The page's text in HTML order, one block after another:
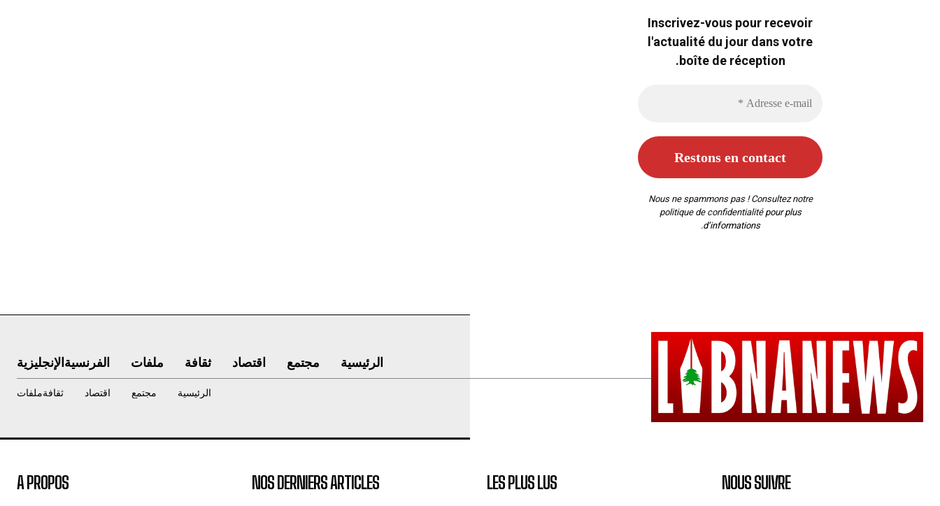
Inscrivez-vous pour recevoir
l'actualité du jour dans votre
boîte de réception.
Nous ne spammons pas ! Consultez notre
politique de confidentialitépour plus
d’informations.
الرئيسية مجتمع اقتصاد ثقافة ملفات الفرنسيةالإنجليزية
الرئيسية مجتمع اقتصاد ثقافةملفات
A PROPOS NOS DERNIERS ARTICLES LES PLUS LUS NOUS SUIVRE